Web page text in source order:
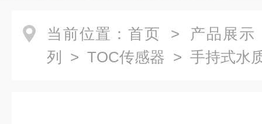
当前位置： 首页 > 产品展示
列
> TOC传感器 > 手持式水